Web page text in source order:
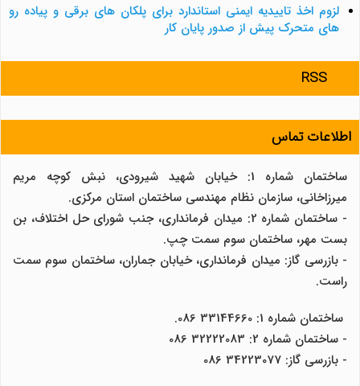
لزوم اخذ تاییدیه ایمنی استاندارد برای پلکان های برقی و پیاده رو
های متحرک پیش از صدور پایان کار
RSS
اطلاعات تماس
ساختمان شماره 1: خیابان شهید شیرودی، نبش کوچه مریم
میرزاخانی، سازمان نظام مهندسی ساختمان استان مرکزی.
- ساختمان شماره 2: میدان فرمانداری، جنب شورای حل اختلاف، بن
بست مهر، ساختمان سوم سمت چپ.
- بازرسی گاز: میدان فرمانداری، خیابان جماران، ساختمان سوم سمت
راست.
ساختمان شماره 1: 33144660 086.
- ساختمان شماره 2: 32222083 086
- بازرسی گاز: 34223077 086